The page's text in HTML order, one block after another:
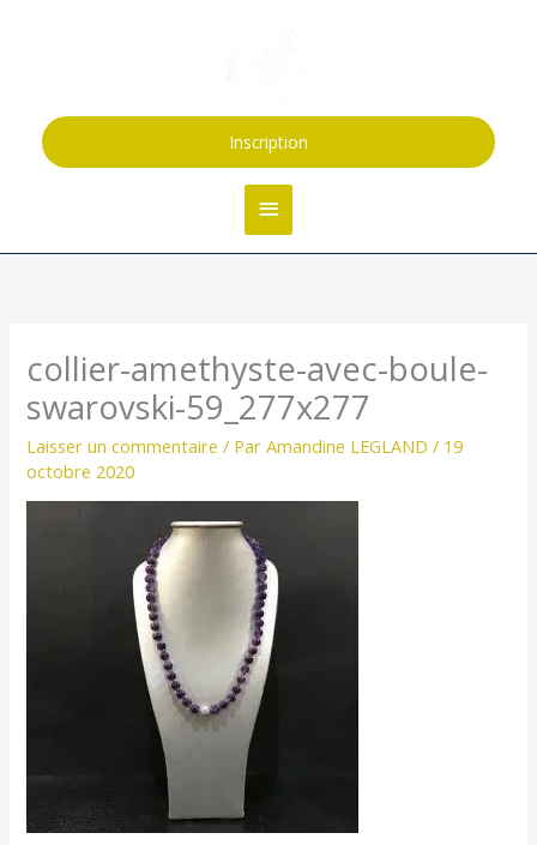
Inscription
collier-amethyste-avec-boule-
swarovski-59_277x277
Laisser un commentaire / ParAmandine LEGLAND/ 19
octobre 2020